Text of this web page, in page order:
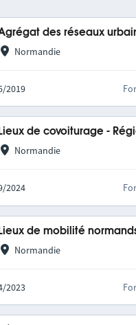
des réseaux
Normandie
2019
Lieux de covoiturage -
Normandie
2024
Lieux de mobilité
Normandie
2023